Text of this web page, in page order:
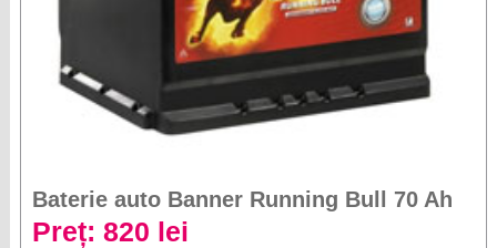
Baterie auto Banner Running Bull 70 Ah
Preț: 820 lei